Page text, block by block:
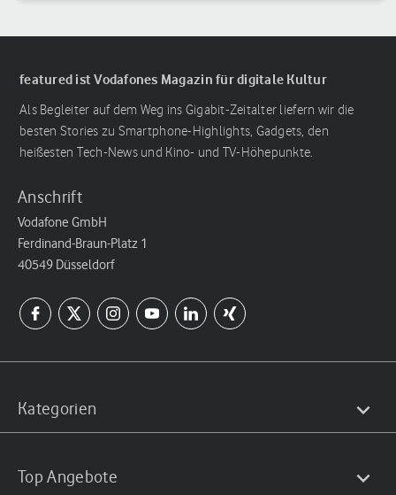
featured ist Vodafones Magazin für digitale Kultur
Als Begleiter auf dem Weg ins Gigabit-Zeitalter liefern wir die
besten Stories zu Smartphone-Highlights, Gadgets, den
heißesten Tech-News und Kino- und TV-Höhepunkte.
Anschrift
Vodafone GmbH
Ferdinand-Braun-Platz 1
40549 Düsseldorf
Kategorien
Top Angebote